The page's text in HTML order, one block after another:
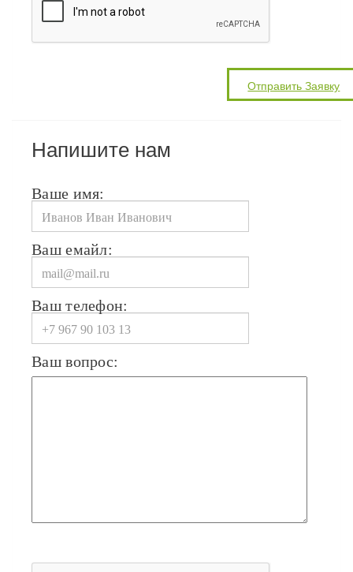
Напишите нам
Ваше имя:
Ваш емайл:
Ваш телефон:
Ваш вопрос: